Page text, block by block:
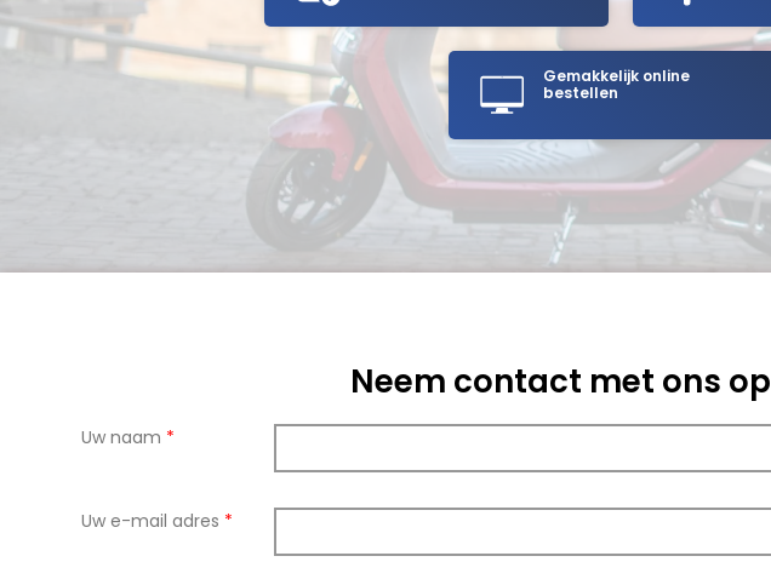
Gemakkelijk online
bestellen
Neem contact met ons op
Uw naam *
Uw e-mail adres *